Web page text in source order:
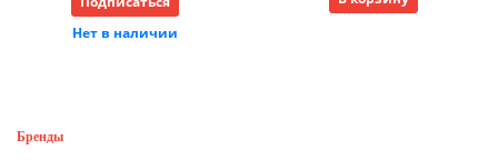
Нет в наличии
Бренды